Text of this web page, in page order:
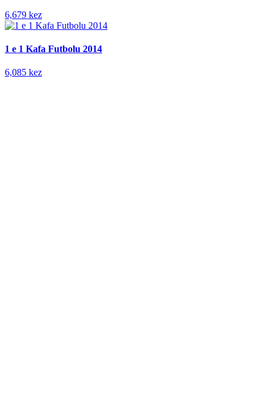
6,679 kez
1 e 1 Kafa Futbolu 2014
6,085 kez